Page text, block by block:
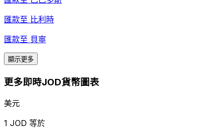
匯款至 比利時
匯款至 貝寧
顯示更多
更多即時JOD貨幣圖表
美元
1 JOD 等於